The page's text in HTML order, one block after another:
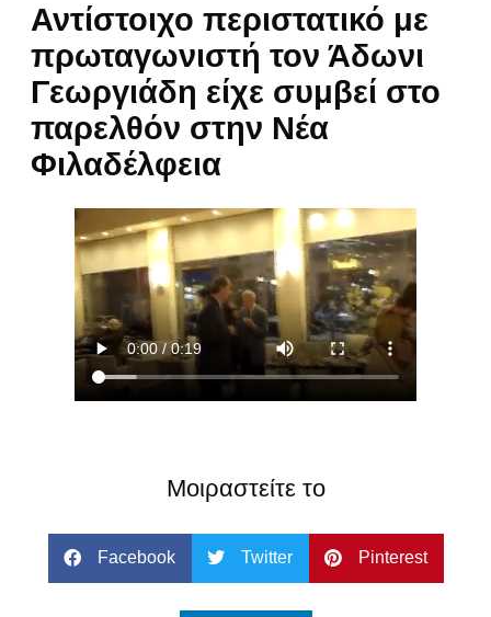
Αντίστοιχο περιστατικό με
πρωταγωνιστή τον Άδωνι
Γεωργιάδη είχε συμβεί στο
παρελθόν στην Νέα
Φιλαδέλφεια
Μοιραστείτε το
Facebook Twitter Pinterest